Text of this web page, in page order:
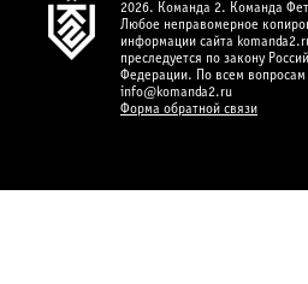
2026. Команда 2. Команда
Любое неправомерное
информации сайта
преследуется по закону
Федерации. По всем вопросам
info@komanda2.ru
Форма обратной связи